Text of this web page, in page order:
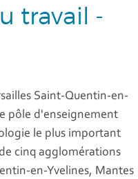
travail -
Saint-Quentin-en-
pôle d'enseignement
le plus important
cinq agglomérations
en-Yvelines, Mantes